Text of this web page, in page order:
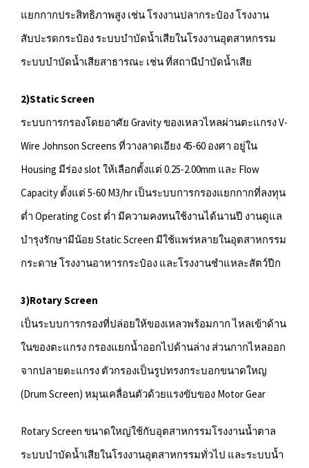
แยกกากประสิทธิภาพสูง เช่น โรงงานปลากระป๋อง โรงงาน
สับปะรดกระป๋อง ระบบบำบัดน้ำเสียในโรงงานอุตสาหกรรม
ระบบบำบัดน้ำเสียสาธารณะ เช่น ที่สถานีบำบัดน้ำเสีย
2)Static Screen
ระบบการกรองโดยอาศัย Gravity ของเหลวไหลผ่านตะแกรง V-
Wire Johnson Screens ที่วางลาดเอียง 45-60 องศา อยู่ใน
Housing มีร่อง slot ให้เลือกตั้งแต่ 0.25-2.00mm และ Flow
Capacity ตั้งแต่ 5-60 M3/hr เป็นระบบการกรองแยกกากที่ลงทุน
ต่ำ Operating Cost ต่ำ มีความคงทนใช้งานได้นานปี งานดูแล
บำรุงรักษามีน้อย Static Screen มีใช้แพร่หลายในอุตสาหกรรม
กระดาษ โรงงานอาหารกระป๋อง และโรงงานชำแหละสัตว์ปีก
3)Rotary Screen
เป็นระบบการกรองที่ปล่อยให้ของเหลวพร้อมกาก ไหลเข้าด้าน
ในของตะแกรง กรองแยกน้ำออกไปด้านล่าง ส่วนกากไหลออก
จากปลายตะแกรง ตัวกรองเป็นรูปทรงกระบอกขนาดใหญ
(Drum Screen) หมุนเคลื่อนตัวด้วยแรงขับของ Motor Gear
Rotary Screen ขนาดใหญ่ใช้กับอุตสาหกรรมโรงงานน้ำตาล
ระบบบำบัดน้ำเสียในโรงงานอุตสาหกรรมทั่วไป และระบบน้ำ